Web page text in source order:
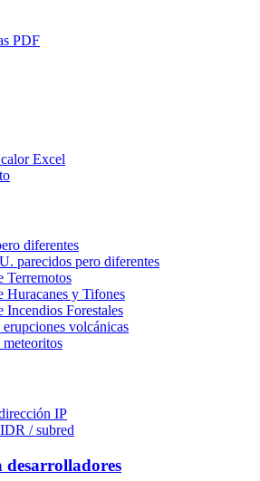
PDF
Excel
diferentes
parecidos pero diferentes
Terremotos
Huracanes y Tifones
Forestales
volcánicas
IP
/ subred